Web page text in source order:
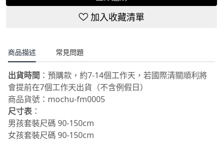
出貨時間
：預購款，約7-14個工作天，若國際清關順利將
會提前在7個工作天出貨（不含例假日）
商品貨號：mochu-fm0005
尺寸表：
男孩套裝尺碼 90-150cm
女孩套裝尺碼 90-150cm
媽媽上衣尺碼Ｓ-XXL
爸爸襯衫尺碼S-4XL